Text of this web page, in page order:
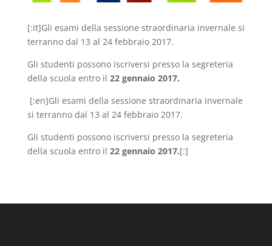
[:it]Gli esami della sessione straordinaria invernale si
terranno dal 13 al 24 febbraio 2017.
Gli studenti possono iscriversi presso la segreteria
della scuola entro il 22 gennaio 2017.
[:en]Gli esami della sessione straordinaria invernale
si terranno dal 13 al 24 febbraio 2017.
Gli studenti possono iscriversi presso la segreteria
della scuola entro il 22 gennaio 2017.[:]